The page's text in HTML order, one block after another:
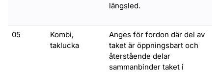
längsled.
05
Kombi,
taklucka
Anges för fordon där del av
taket är öppningsbart och
återstående delar
sammanbinder taket i